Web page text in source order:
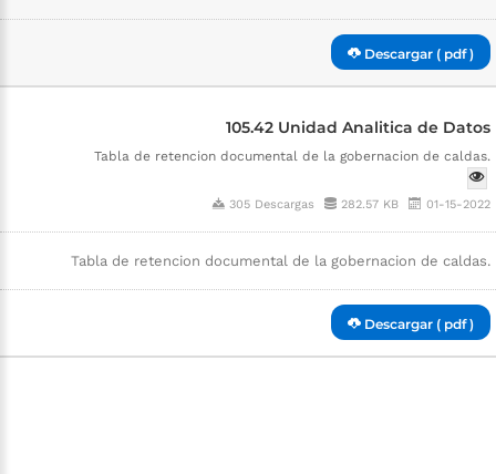
Descargar ( pdf )
105.42 Unidad Analitica de Datos
Tabla de retencion documental de la gobernacion de caldas.
305 Descargas 282.57 KB 01-15-2022
Tabla de retencion documental de la gobernacion de caldas.
Descargar ( pdf )